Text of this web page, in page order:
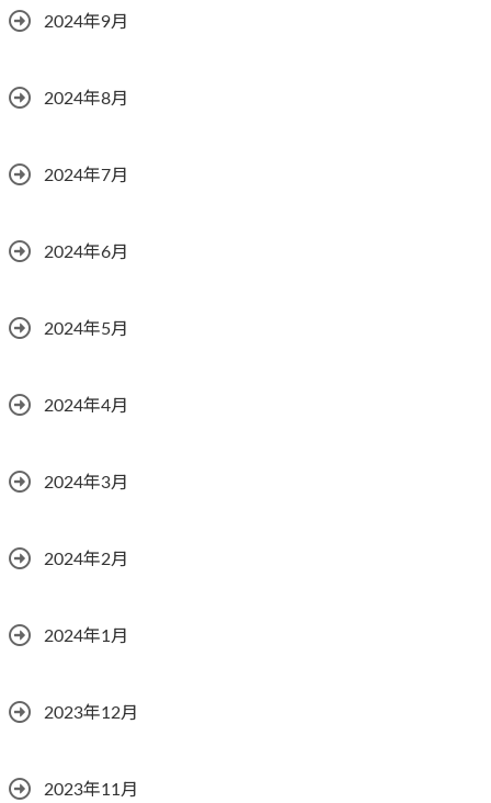
2024年9月
2024年8月
2024年7月
2024年6月
2024年5月
2024年4月
2024年3月
2024年2月
2024年1月
2023年12月
2023年11月